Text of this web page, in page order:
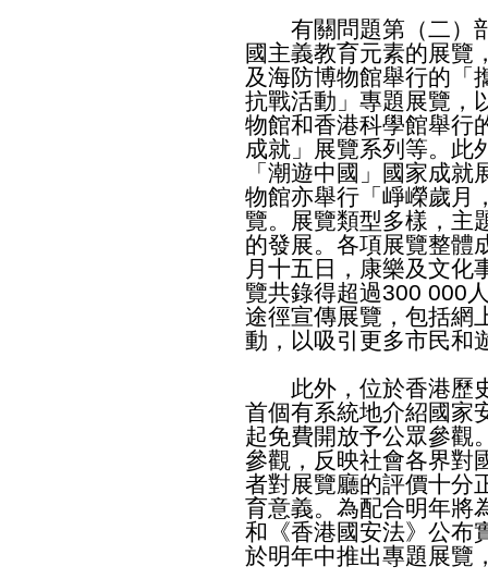
有關問題第（二）部
國主義教育元素的展覽
及海防博物館舉行的「
抗戰活動」專題展覽，
物館和香港科學館舉行
成就」展覽系列等。此
「潮遊中國」國家成
物館亦舉行「崢嶸歲月
覽。展覽類型多樣，主
的發展。各項展覽整體
月十五日，康樂及文化
覽共錄得超過300 000
途徑宣傳展覽，包括網
動，以吸引更多市民和
此外，位於香港歷史
首個有系統地介紹國家
起免費開放予公眾參觀
參觀，反映社會各界對
者對展覽廳的評價十分
育意義。為配合明年將
和《香港國安法》公布
於明年中推出專題展覽